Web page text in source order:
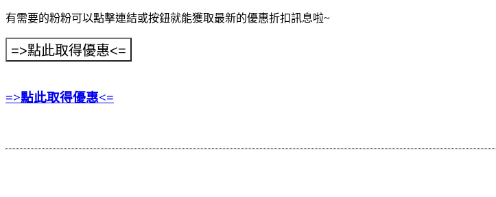
有需要的粉粉可以點擊連結或按鈕就能獲取最新的優惠折扣訊息啦~
=>點此取得優惠<=